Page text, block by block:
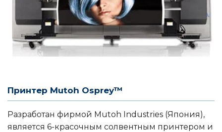
Принтер Mutoh Osprey™
Разработан фирмой Mutoh Industries (Япония),
является 6-красочным солвентным принтером и